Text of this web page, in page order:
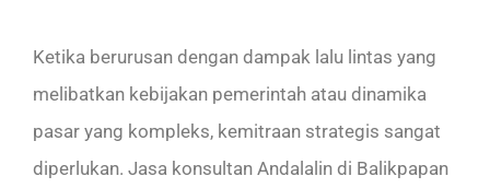
Ketika berurusan dengan dampak lalu lintas yang
melibatkan kebijakan pemerintah atau dinamika
pasar yang kompleks, kemitraan strategis sangat
diperlukan. Jasa konsultan Andalalin di Balikpapan